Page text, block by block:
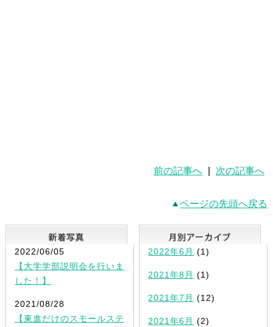
前の記事へ 次の記事へ
ページの先頭へ戻る
新着写真
2022/06/05
【大学学部説明会を行いま
した！】
2021/08/28
【東進だけのスモールステ
2022年6月 (1)
2021年8月 (1)
2021年7月 (12)
2021年6月 (2)